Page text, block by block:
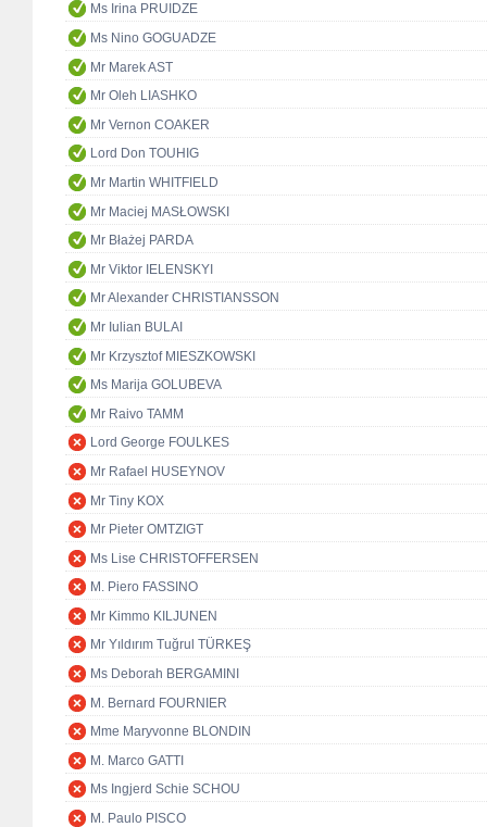
Ms Irina PRUIDZE
Ms Nino GOGUADZE
Mr Marek AST
Mr Oleh LIASHKO
Mr Vernon COAKER
Lord Don TOUHIG
Mr Martin WHITFIELD
Mr Maciej MASŁOWSKI
Mr Błażej PARDA
Mr Viktor IELENSKYI
Mr Alexander CHRISTIANSSON
Mr Iulian BULAI
Mr Krzysztof MIESZKOWSKI
Ms Marija GOLUBEVA
Mr Raivo TAMM
Lord George FOULKES
Mr Rafael HUSEYNOV
Mr Tiny KOX
Mr Pieter OMTZIGT
Ms Lise CHRISTOFFERSEN
M. Piero FASSINO
Mr Kimmo KILJUNEN
Mr Yıldırım Tuğrul TÜRKEŞ
Ms Deborah BERGAMINI
M. Bernard FOURNIER
Mme Maryvonne BLONDIN
M. Marco GATTI
Ms Ingjerd Schie SCHOU
M. Paulo PISCO